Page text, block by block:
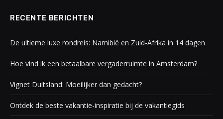
RECENTE BERICHTEN
De ultieme luxe rondreis: Namibië en Zuid-Afrika in 14 dagen
Hoe vind ik een betaalbare vergaderruimte in Amsterdam?
Vignet Duitsland: Moeilijker dan gedacht?
Ontdek de beste vakantie-inspiratie bij de vakantiegids